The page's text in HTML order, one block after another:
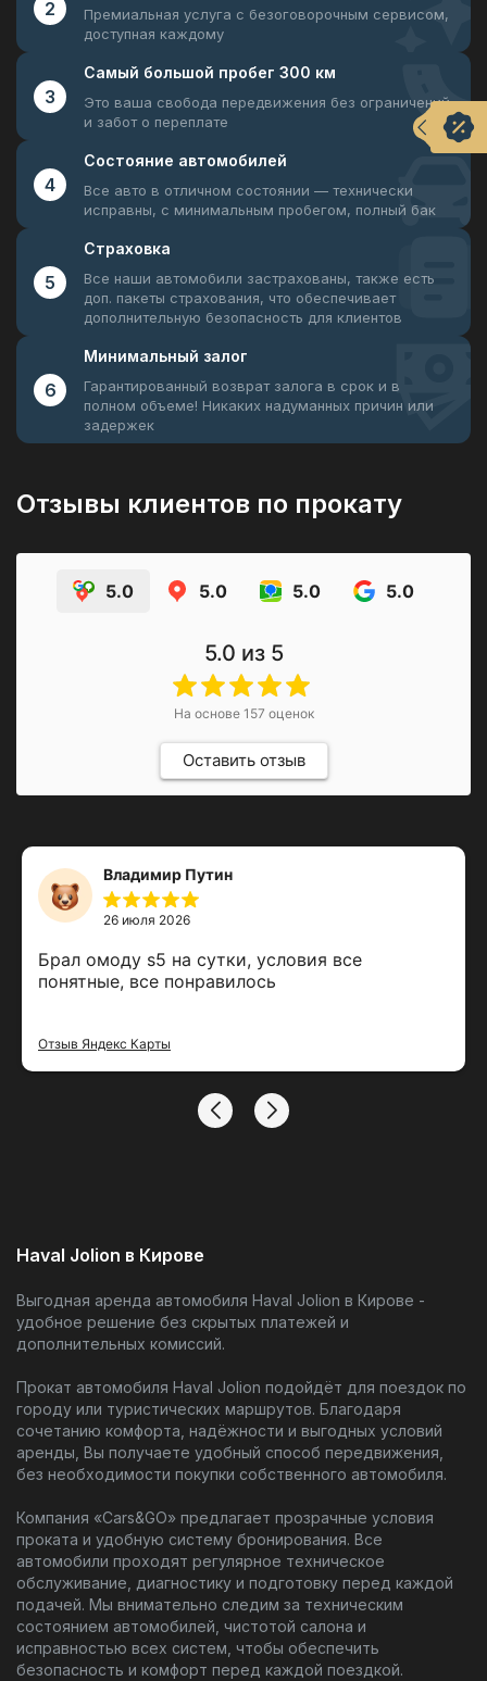
2 Премиальная услуга с безоговорочным сервисом,
доступная каждому
3
Самый большой пробег 300 км
Это ваша свобода передвижения без ограничений
и забот о переплате
4
Состояние автомобилей
Все авто в отличном состоянии — технически
исправны, с минимальным пробегом, полный бак
5
Страховка
Все наши автомобили застрахованы, также есть
доп. пакеты страхования, что обеспечивает
дополнительную безопасность для клиентов
6
Минимальный залог
Гарантированный возврат залога в срок и в
полном объеме! Никаких надуманных причин или
задержек
Отзывы клиентов по прокату
5.0 5.0 5.0 5.0
5.0 из 5
На основе 157 оценок
Оставить отзыв
Владимир Путин
26 июля 2026
Брал омоду s5 на сутки, условия все
понятные, все понравилось
Отзыв Яндекс Карты
Haval Jolion в Кирове
Выгодная аренда автомобиля Haval Jolion в Кирове -
удобное решение без скрытых платежей и
дополнительных комиссий.
Прокат автомобиля Haval Jolion подойдёт для поездок по
городу или туристических маршрутов. Благодаря
сочетанию комфорта, надёжности и выгодных условий
аренды, Вы получаете удобный способ передвижения,
без необходимости покупки собственного автомобиля.
Компания «Cars&GO» предлагает прозрачные условия
проката и удобную систему бронирования. Все
автомобили проходят регулярное техническое
обслуживание, диагностику и подготовку перед каждой
подачей. Мы внимательно следим за техническим
состоянием автомобилей, чистотой салона и
исправностью всех систем, чтобы обеспечить
безопасность и комфорт перед каждой поездкой.